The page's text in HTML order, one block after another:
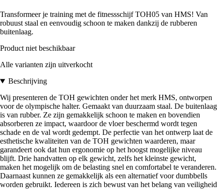
Transformeer je training met de fitnessschijf TOH05 van HMS! Van
robuust staal en eenvoudig schoon te maken dankzij de rubberen
buitenlaag.
Product niet beschikbaar
Alle varianten zijn uitverkocht
Beschrijving
Wij presenteren de TOH gewichten onder het merk HMS, ontworpen
voor de olympische halter. Gemaakt van duurzaam staal. De buitenlaag
is van rubber. Ze zijn gemakkelijk schoon te maken en bovendien
absorberen ze impact, waardoor de vloer beschermd wordt tegen
schade en de val wordt gedempt. De perfectie van het ontwerp laat de
esthetische kwaliteiten van de TOH gewichten waarderen, maar
garandeert ook dat hun ergonomie op het hoogst mogelijke niveau
blijft. Drie handvatten op elk gewicht, zelfs het kleinste gewicht,
maken het mogelijk om de belasting snel en comfortabel te veranderen.
Daarnaast kunnen ze gemakkelijk als een alternatief voor dumbbells
worden gebruikt. Iedereen is zich bewust van het belang van veiligheid